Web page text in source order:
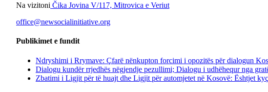
Na vizitoni Čika Jovina V/117, Mitrovica e Veriut
office@newsocialinitiative.org
Publikimet e fundit
Ndryshimi i Rrymave: Çfarë nënkupton forcimi i opozitës për dialogun
Dialogu kundër rrjedhës nëgjendje pezullimi; Dialogu i udhëhequr nga
Zbatimi i Ligjit për të huajt dhe Ligjit për automjetet në Kosovë: Ështjet